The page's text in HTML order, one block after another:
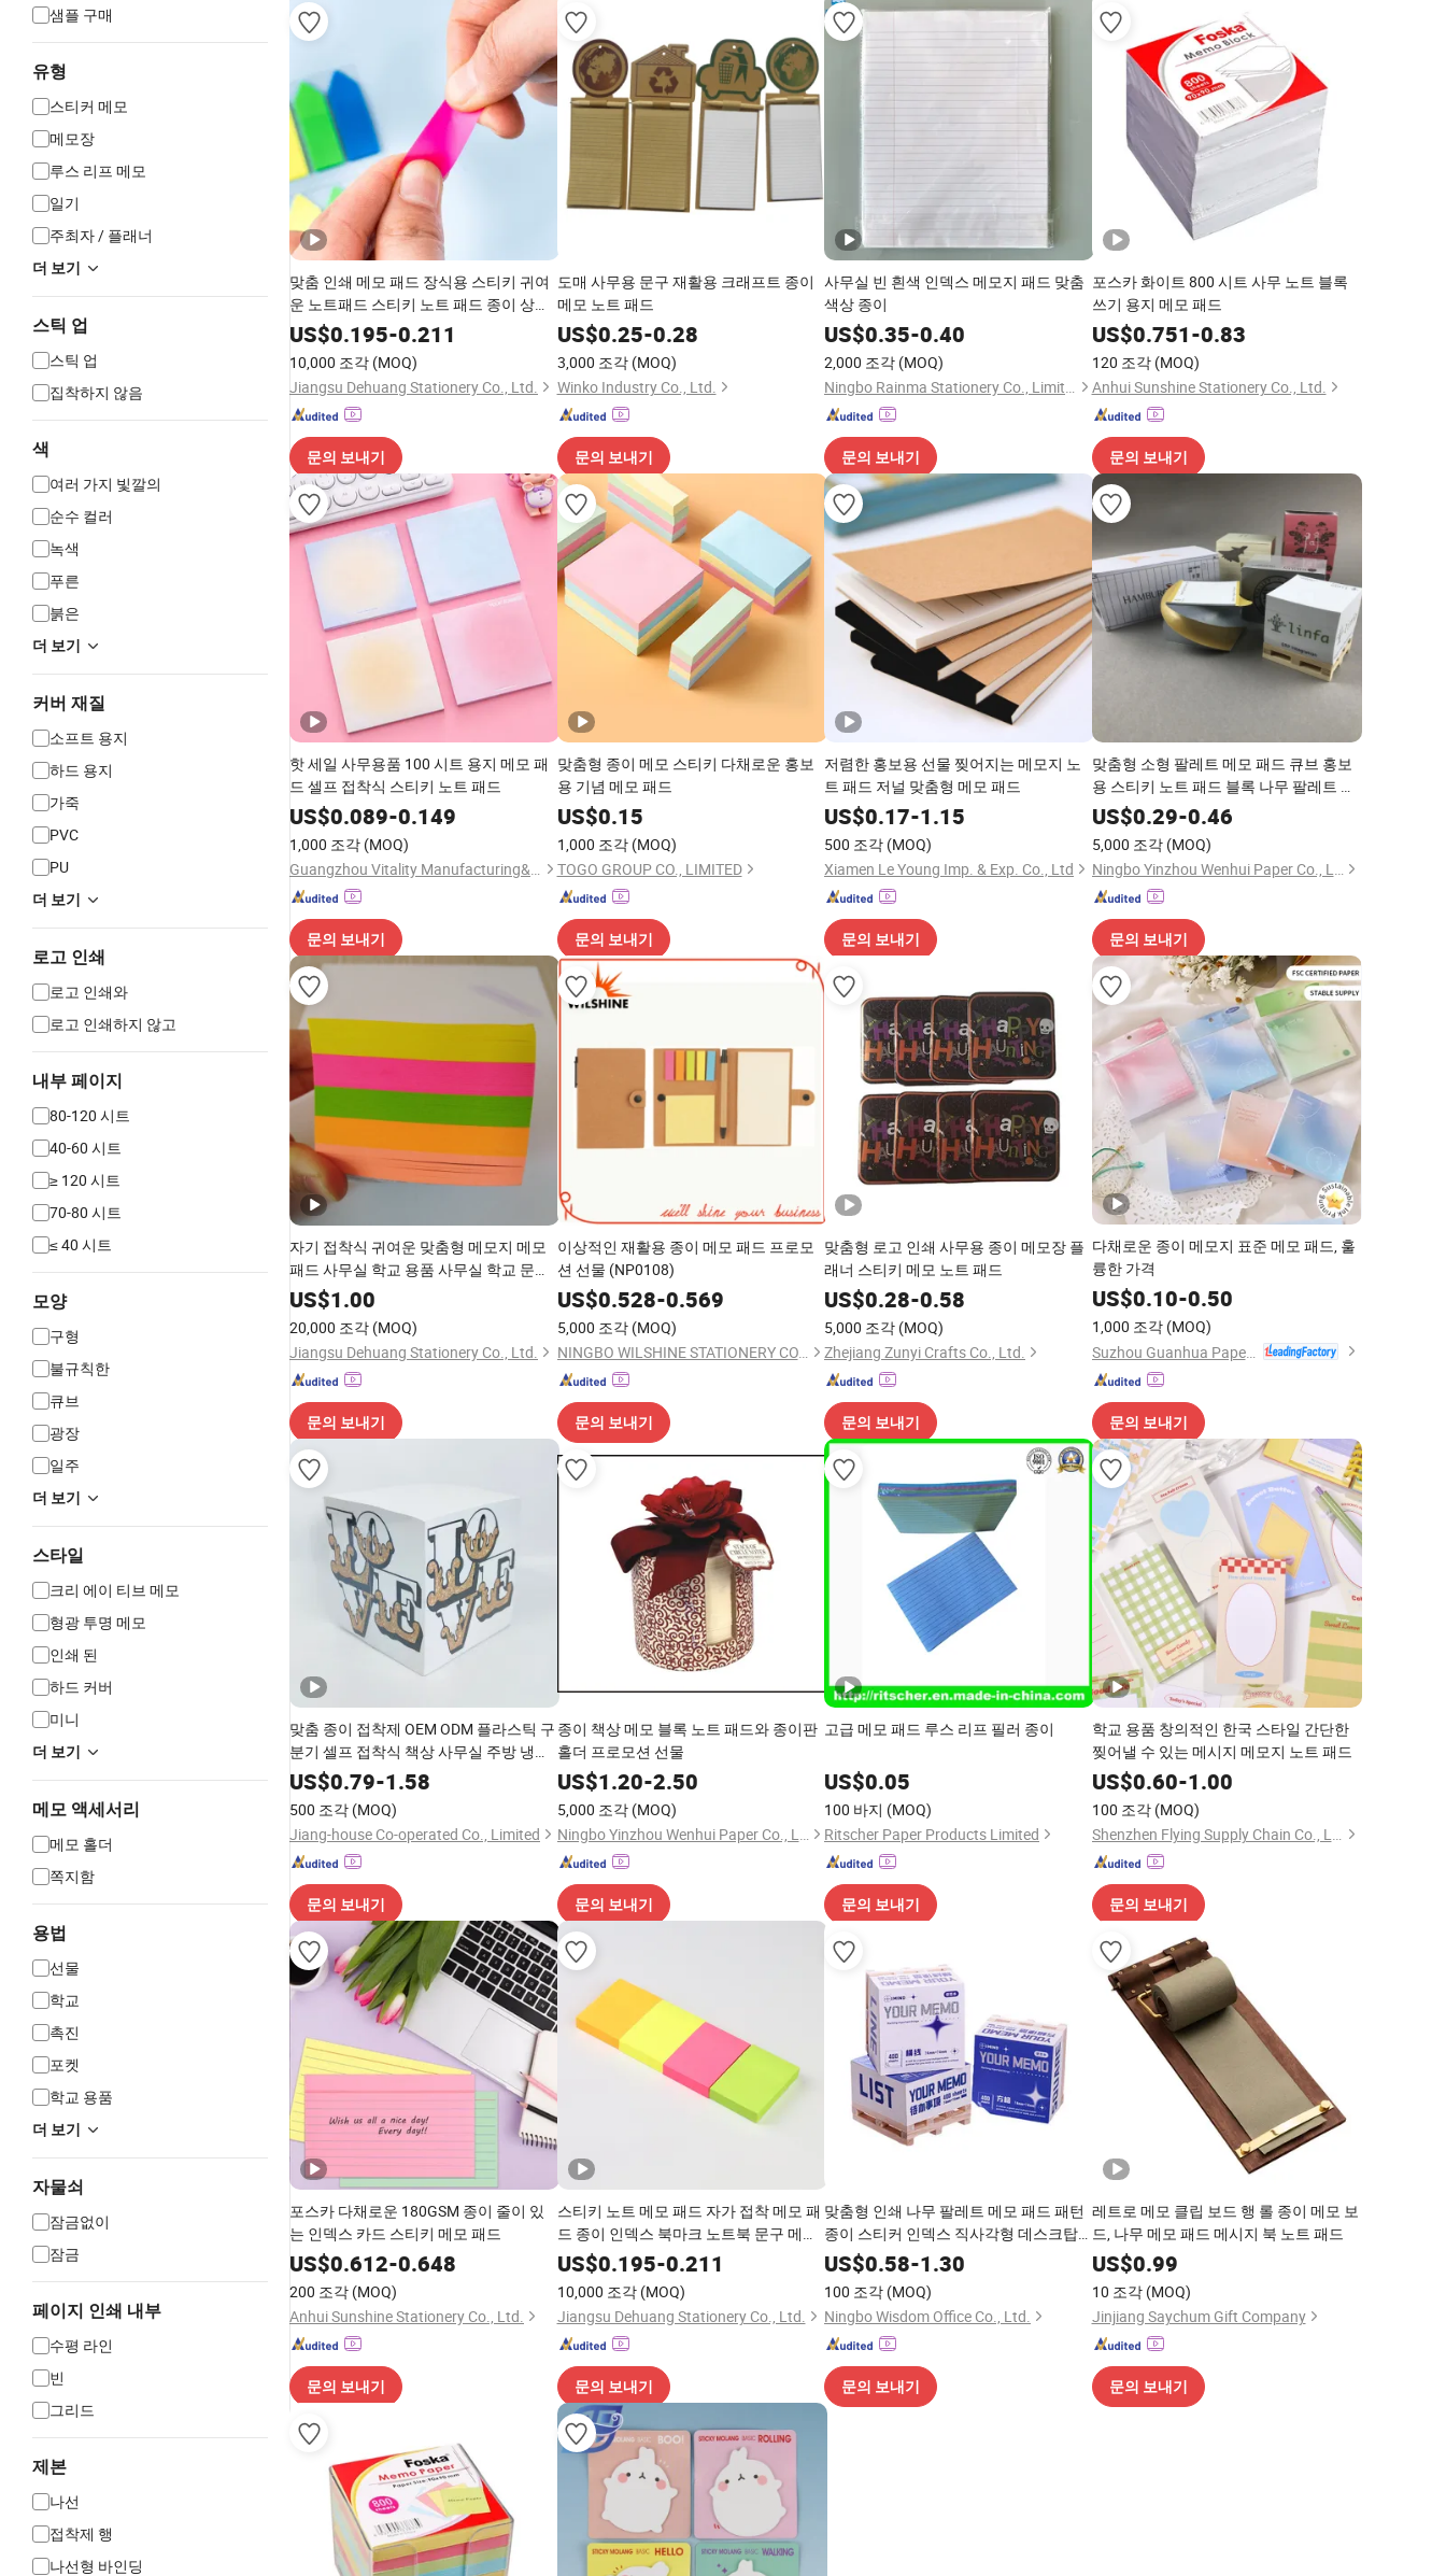
샘플 구매
유형
스티커 메모
메모장
루스 리프 메모
일기
주최자 / 플래너
더 보기
스틱 업
스틱 업
집착하지 않음
색
여러 가지 빛깔의
순수 컬러
녹색
푸른
붉은
더 보기
커버 재질
소프트 용지
하드 용지
가죽
PVC
PU
더 보기
로고 인쇄
로고 인쇄와
로고 인쇄하지 않고
내부 페이지
80-120 시트
40-60 시트
≥ 120 시트
70-80 시트
≤ 40 시트
모양
구형
불규칙한
큐브
광장
일주
더 보기
스타일
크리 에이 티브 메모
형광 투명 메모
인쇄 된
하드 커버
미니
더 보기
메모 액세서리
메모 홀더
쪽지함
용법
선물
학교
촉진
포켓
학교 용품
더 보기
자물쇠
잠금없이
잠금
페이지 인쇄 내부
수평 라인
빈
그리드
제본
나선
접착제 행
나선형 바인딩
맞춤 인쇄 메모 패드 장식용 스티키 귀여
운 노트패드 스티키 노트 패드 종이 상자
와 튼튼한 판지 큐브 상자 스티키 노트
US$0.195-0.211
10,000 조각 (MOQ)
Jiangsu Dehuang Stationery Co., Ltd.
문의 보내기
도매 사무용 문구 재활용 크래프트 종이
메모 노트 패드
US$0.25-0.28
3,000 조각 (MOQ)
Winko Industry Co., Ltd.
문의 보내기
사무실 빈 흰색 인덱스 메모지 패드 맞춤
색상 종이
US$0.35-0.40
2,000 조각 (MOQ)
Ningbo Rainma Stationery Co., Limited.
문의 보내기
포스카 화이트 800 시트 사무 노트 블록
쓰기 용지 메모 패드
US$0.751-0.83
120 조각 (MOQ)
Anhui Sunshine Stationery Co., Ltd.
문의 보내기
핫 세일 사무용품 100 시트 용지 메모 패
드 셀프 접착식 스티키 노트 패드
US$0.089-0.149
1,000 조각 (MOQ)
Guangzhou Vitality Manufacturing&Export Co., Ltd
문의 보내기
맞춤형 종이 메모 스티키 다채로운 홍보
용 기념 메모 패드
US$0.15
1,000 조각 (MOQ)
TOGO GROUP CO., LIMITED
문의 보내기
저렴한 홍보용 선물 찢어지는 메모지 노
트 패드 저널 맞춤형 메모 패드
US$0.17-1.15
500 조각 (MOQ)
Xiamen Le Young Imp. & Exp. Co., Ltd
문의 보내기
맞춤형 소형 팔레트 메모 패드 큐브 홍보
용 스티키 노트 패드 블록 나무 팔레트 종
이 맞춤 메모 패드 큐브
US$0.29-0.46
5,000 조각 (MOQ)
Ningbo Yinzhou Wenhui Paper Co., Ltd.
문의 보내기
자기 접착식 귀여운 맞춤형 메모지 메모
패드 사무실 학교 용품 사무실 학교 문구
종이 문구
US$1.00
20,000 조각 (MOQ)
Jiangsu Dehuang Stationery Co., Ltd.
문의 보내기
이상적인 재활용 종이 메모 패드 프로모
션 선물 (NP0108)
US$0.528-0.569
5,000 조각 (MOQ)
NINGBO WILSHINE STATIONERY CO., LTD.
문의 보내기
맞춤형 로고 인쇄 사무용 종이 메모장 플
래너 스티키 메모 노트 패드
US$0.28-0.58
5,000 조각 (MOQ)
Zhejiang Zunyi Crafts Co., Ltd.
문의 보내기
다채로운 종이 메모지 표준 메모 패드, 훌
륭한 가격
US$0.10-0.50
1,000 조각 (MOQ)
Suzhou Guanhua Paper Factory
문의 보내기
맞춤 종이 접착제 OEM ODM 플라스틱 구
분기 셀프 접착식 책상 사무실 주방 냉장
고 자석 메모 스티키 노트 큐브 패드
US$0.79-1.58
500 조각 (MOQ)
Jiang-house Co-operated Co., Limited
문의 보내기
종이 책상 메모 블록 노트 패드와 종이판
홀더 프로모션 선물
US$1.20-2.50
5,000 조각 (MOQ)
Ningbo Yinzhou Wenhui Paper Co., Ltd.
문의 보내기
고급 메모 패드 루스 리프 필러 종이
US$0.05
100 바지 (MOQ)
Ritscher Paper Products Limited
문의 보내기
학교 용품 창의적인 한국 스타일 간단한
찢어낼 수 있는 메시지 메모지 노트 패드
US$0.60-1.00
100 조각 (MOQ)
Shenzhen Flying Supply Chain Co., Ltd.
문의 보내기
포스카 다채로운 180GSM 종이 줄이 있
는 인덱스 카드 스티키 메모 패드
US$0.612-0.648
200 조각 (MOQ)
Anhui Sunshine Stationery Co., Ltd.
문의 보내기
스티키 노트 메모 패드 자가 접착 메모 패
드 종이 인덱스 북마크 노트북 문구 메모
패드
US$0.195-0.211
10,000 조각 (MOQ)
Jiangsu Dehuang Stationery Co., Ltd.
문의 보내기
맞춤형 인쇄 나무 팔레트 메모 패드 패턴
종이 스티커 인덱스 직사각형 데스크탑
스티키 노트 메모 패드 맞춤 로고
US$0.58-1.30
100 조각 (MOQ)
Ningbo Wisdom Office Co., Ltd.
문의 보내기
레트로 메모 클립 보드 행 롤 종이 메모 보
드, 나무 메모 패드 메시지 북 노트 패드
US$0.99
10 조각 (MOQ)
Jinjiang Saychum Gift Company
문의 보내기